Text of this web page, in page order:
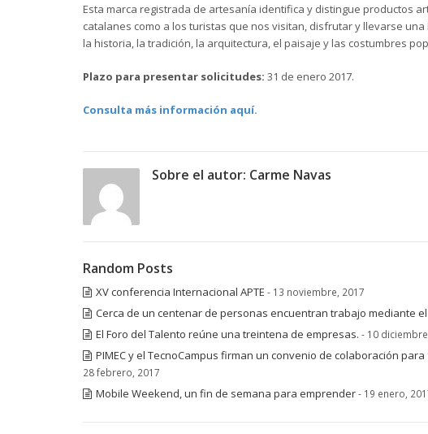
Esta marca registrada de artesanía identifica y distingue productos
catalanes como a los turistas que nos visitan, disfrutar y llevarse
la historia, la tradición, la arquitectura, el paisaje y las costumbres
Plazo para presentar solicitudes: 31 de enero 2017.
Consulta más información aquí.
Sobre el autor: Carme Navas
Random Posts
XV conferencia Internacional APTE - 13 noviembre, 2017
Cerca de un centenar de personas encuentran trabajo mediante
El Foro del Talento reúne una treintena de empresas. - 10
PIMEC y el TecnoCampus firman un convenio de colaboración
28 febrero, 2017
Mobile Weekend, un fin de semana para emprender- 19 enero,